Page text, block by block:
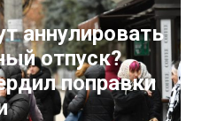
аннулировать
отпуск?
поправки